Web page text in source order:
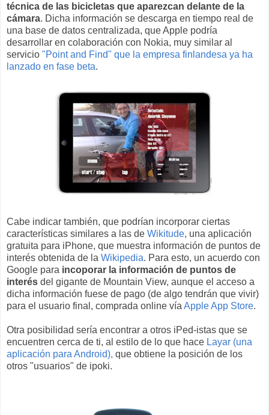
técnica de las bicicletas que aparezcan delante de la
cámara. Dicha información se descarga en tiempo real de
una base de datos centralizada, que Apple podría
desarrollar en colaboración con Nokia, muy similar al
servicio "Point and Find" que la empresa finlandesa ya ha
lanzado en fase beta.
Cabe indicar también, que podrían incorporar ciertas
características similares a las de Wikitude, una aplicación
gratuita para iPhone, que muestra información de puntos de
interés obtenida de la Wikipedia. Para esto, un acuerdo con
Google para incoporar la información de puntos de
interés del gigante de Mountain View, aunque el acceso a
dicha información fuese de pago (de algo tendrán que vivir)
para el usuario final, comprada online vía Apple App Store.
Otra posibilidad sería encontrar a otros iPed-istas que se
encuentren cerca de ti, al estilo de lo que hace Layar (una
aplicación para Android), que obtiene la posición de los
otros "usuarios" de ipoki.